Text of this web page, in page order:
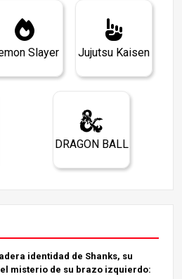
Slayer Jujutsu Kaisen
DRAGON BALL
identidad de Shanks, su
misterio de su brazo izquierdo: